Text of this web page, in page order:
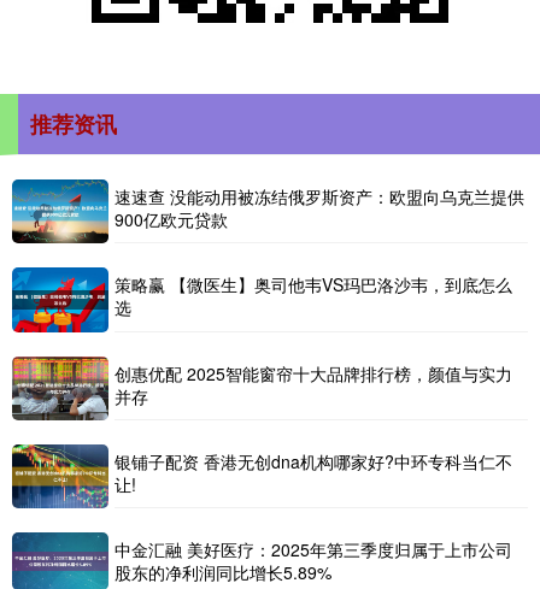
推荐资讯
速速查 没能动用被冻结俄罗斯资产：欧盟向乌克兰提供
900亿欧元贷款
策略赢 【微医生】奥司他韦VS玛巴洛沙韦，到底怎么
选
创惠优配 2025智能窗帘十大品牌排行榜，颜值与实力
并存
银铺子配资 香港无创dna机构哪家好?中环专科当仁不
让!
中金汇融 美好医疗：2025年第三季度归属于上市公司
股东的净利润同比增长5.89%